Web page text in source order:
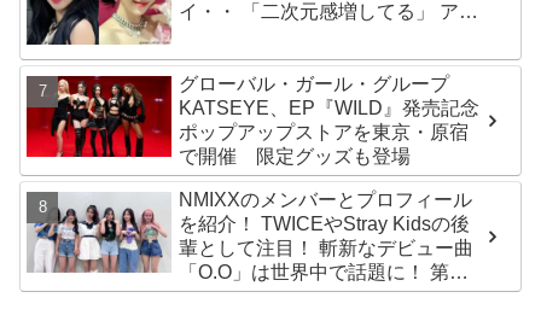
イ・・ 「二次元感増してる」 アバ
グローバル・ガール・グループ
KATSEYE、EP『WILD』発売記念
ポップアップストアを東京・原宿
で開催 限定グッズも登場
NMIXXのメンバーとプロフィール
を紹介！ TWICEやStray Kidsの後
輩として注目！ 斬新なデビュー曲
「O.O」は世界中で話題に！ 第４
世代を代表する美女ソリュンをは